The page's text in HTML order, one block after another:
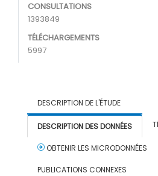
CONSULTATIONS
1393849
TÉLÉCHARGEMENTS
5997
DESCRIPTION DE L'ÉTUDE
DESCRIPTION DES DONNÉES
OBTENIR LES MICRODONNÉES
PUBLICATIONS CONNEXES